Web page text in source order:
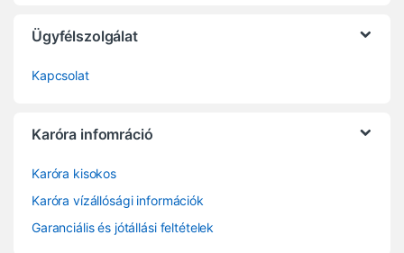
Ügyfélszolgálat
Kapcsolat
Karóra infomráció
Karóra kisokos
Karóra vízállósági információk
Garanciális és jótállási feltételek